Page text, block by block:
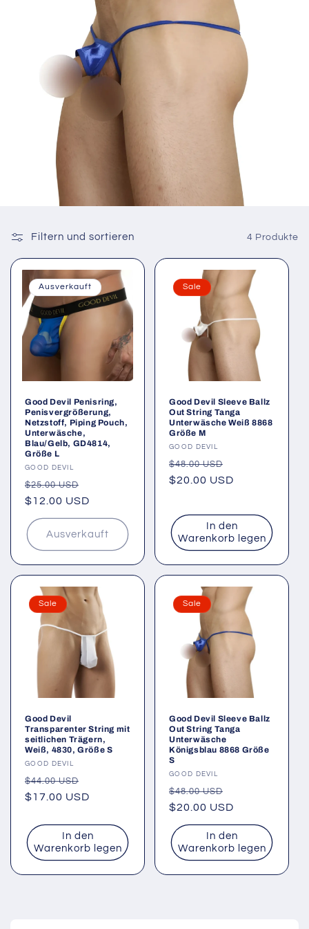
Filtern und sortieren 4 Produkte
Ausverkauft
Good Devil Penisring,
Penisvergrößerung,
Netzstoff, Piping Pouch,
Unterwäsche,
Blau/Gelb, GD4814,
Größe L
Anbieter:
GOOD DEVIL
Normaler
Preis
$25.00 USD
$12.00 USD
Ausverkauft
Sale
Good Devil Sleeve Ballz
Out String Tanga
Unterwäsche Weiß 8868
Größe M
Anbieter:
GOOD DEVIL
Normaler
Preis
$48.00 USD
$20.00 USD
In den
Warenkorb legen
Sale
Good Devil
Transparenter String mit
seitlichen Trägern,
Weiß, 4830, Größe S
Anbieter:
GOOD DEVIL
Normaler
Preis
$44.00 USD
$17.00 USD
In den
Warenkorb legen
Sale
Good Devil Sleeve Ballz
Out String Tanga
Unterwäsche
Königsblau 8868 Größe
S
Anbieter:
GOOD DEVIL
Normaler
Preis
$48.00 USD
$20.00 USD
In den
Warenkorb legen